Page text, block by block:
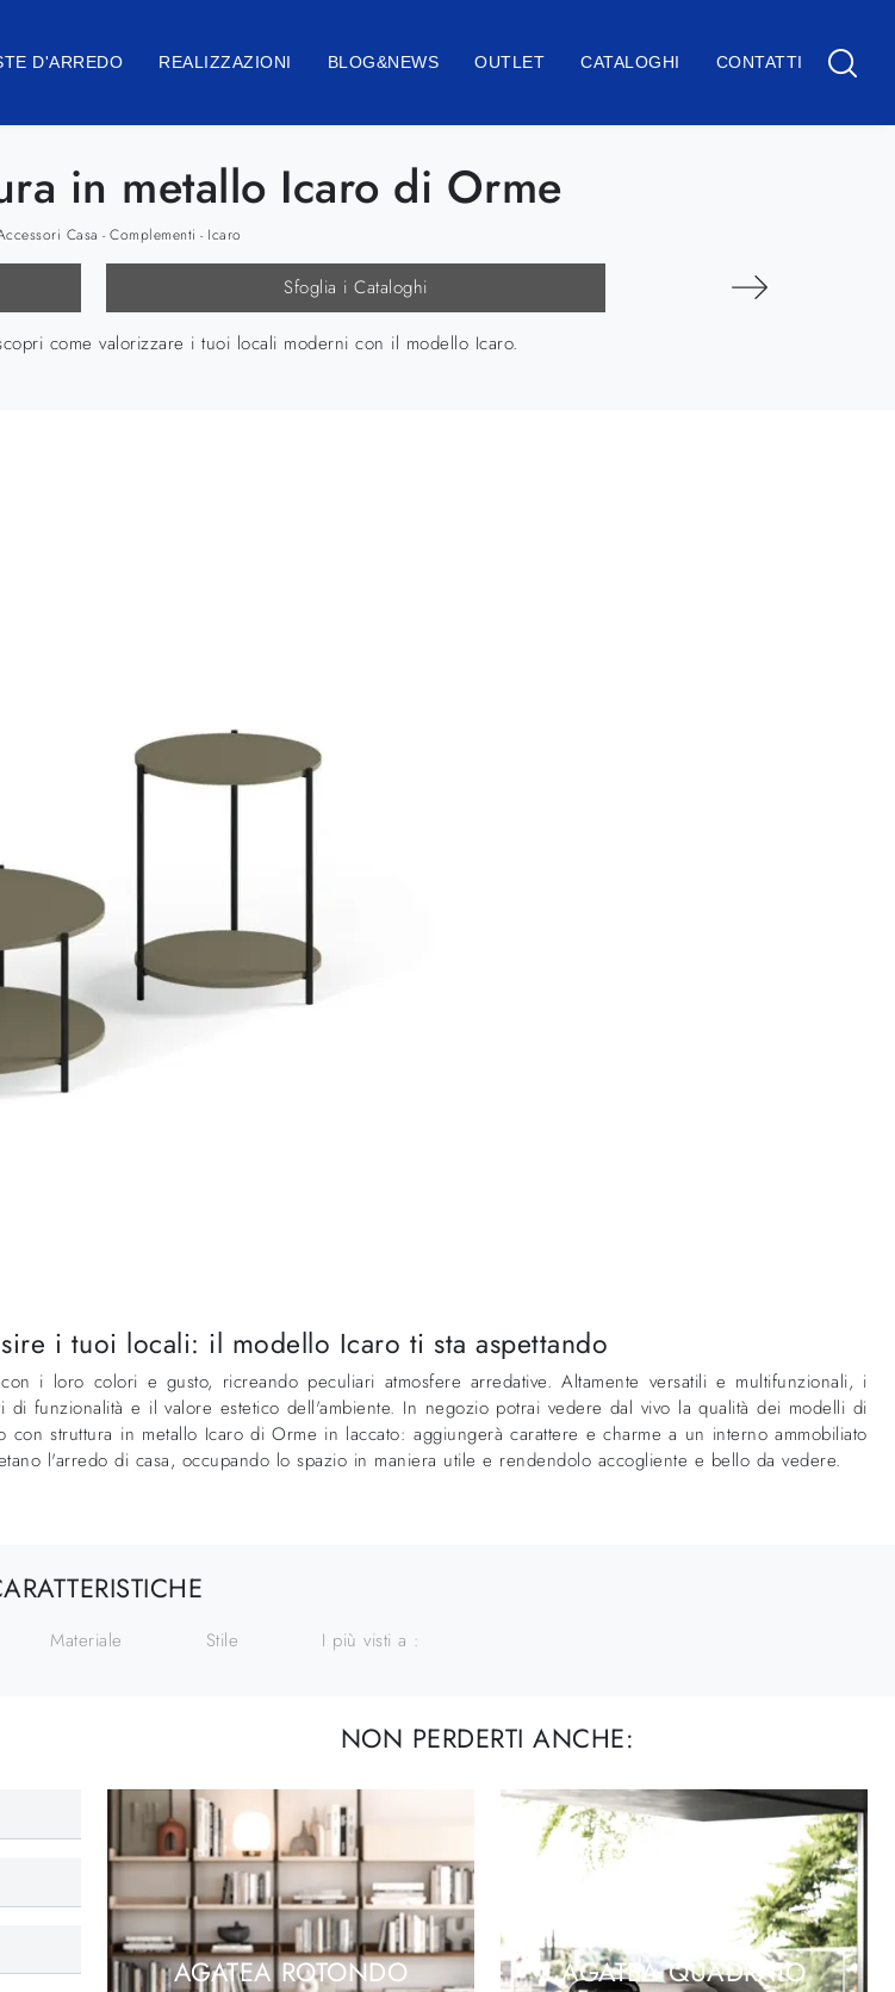
D'ARREDO REALIZZAZIONI BLOG&NEWS OUTLET CATALOGHI CONTATTI
in metallo Icaro di Orme
Casa -Complementi - Icaro
Sfoglia i Cataloghi
come valorizzare i tuoi locali moderni con il modello Icaro.
i tuoi locali: il modello Icaro ti sta aspettando
i loro colori e gusto, ricreando peculiari atmosfere arredative. Altamente versatili e multifunzionali, i
funzionalità e il valore estetico dell'ambiente. In negozio potrai vedere dal vivo la qualità dei modelli di
struttura in metallo Icaro di Orme in laccato: aggiungerà carattere e charme a un interno ammobiliato
l'arredo di casa, occupando lo spazio in maniera utile e rendendolo accogliente e bello da vedere.
Materiale Stile I più visti a :
NON PERDERTI ANCHE:
AGATEA ROTONDO AGATEA QUADRATO